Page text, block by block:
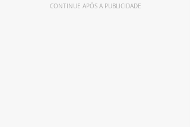
CONTINUE APÓS A PUBLICIDADE